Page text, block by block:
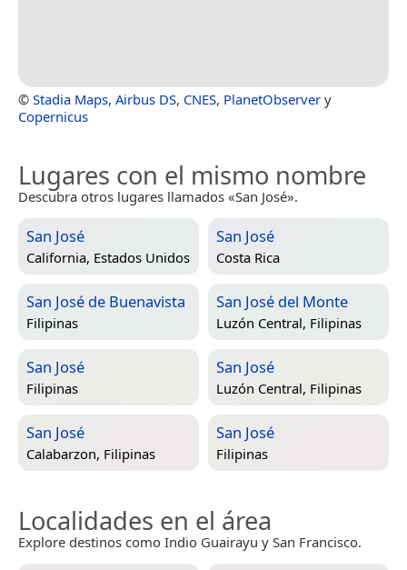
© Stadia Maps, Airbus DS, CNES, PlanetObserver y
Copernicus
Lugares con el mismo nombre
Descubra otros lugares llamados «San José».
San José
California, Estados Unidos
San José
Costa Rica
San José de Buenavista
Filipinas
San José del Monte
Luzón Central, Filipinas
San José
Filipinas
San José
Luzón Central, Filipinas
San José
Calabarzon, Filipinas
San José
Filipinas
Localidades en el área
Explore destinos como Indio Guairayu y San Francisco.